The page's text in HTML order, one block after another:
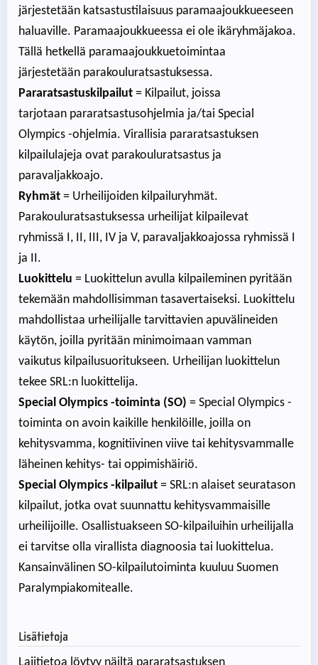
järjestetään katsastustilaisuus paramaajoukkueeseen
haluaville. Paramaajoukkueessa ei ole ikäryhmäjakoa.
Tällä hetkellä paramaajoukkuetoimintaa
järjestetään parakouluratsastuksessa.
Pararatsastuskilpailut = Kilpailut, joissa
tarjotaan pararatsastusohjelmia ja/tai Special
Olympics -ohjelmia. Virallisia pararatsastuksen
kilpailulajeja ovat parakouluratsastus ja
paravaljakkoajo.
Ryhmät = Urheilijoiden kilpailuryhmät.
Parakouluratsastuksessa urheilijat kilpailevat
ryhmissä I, II, III, IV ja V, paravaljakkoajossa ryhmissä I
ja II.
Luokittelu = Luokittelun avulla kilpaileminen pyritään
tekemään mahdollisimman tasavertaiseksi. Luokittelu
mahdollistaa urheilijalle tarvittavien apuvälineiden
käytön, joilla pyritään minimoimaan vamman
vaikutus kilpailusuoritukseen. Urheilijan luokittelun
tekee SRL:n luokittelija.
Special Olympics -toiminta (SO) = Special Olympics -
toiminta on avoin kaikille henkilöille, joilla on
kehitysvamma, kognitiivinen viive tai kehitysvammalle
läheinen kehitys- tai oppimishäiriö.
Special Olympics -kilpailut = SRL:n alaiset seuratason
kilpailut, jotka ovat suunnattu kehitysvammaisille
urheilijoille. Osallistuakseen SO-kilpailuihin urheilijalla
ei tarvitse olla virallista diagnoosia tai luokittelua.
Kansainvälinen SO-kilpailutoiminta kuuluu Suomen
Paralympiakomitealle.
Lisätietoja
Lajitietoa löytyy näiltä pararatsastuksen